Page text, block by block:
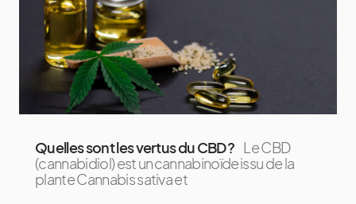
Quelles sont les vertus du CBD ? Le CBD
(cannabidiol) est un cannabinoïde issu de la
plante Cannabis sativa et